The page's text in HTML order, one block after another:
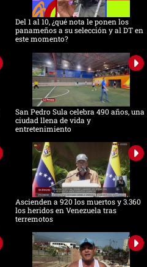
Del 1 al 10, ¿qué nota le ponen los
panameños a su selección y al DT en
este momento?
San Pedro Sula celebra 490 años, una
ciudad llena de vida y
entretenimiento
Ascienden a 920 los muertos y 3.360
los heridos en Venezuela tras
terremotos